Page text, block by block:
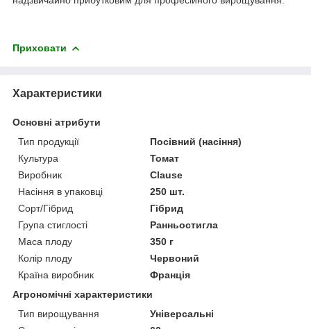
Приховати
Характеристики
Основні атрибути
Тип продукції
Посівний (насіння)
Культура
Томат
Виробник
Clause
Насіння в упаковці
250 шт.
Сорт/Гібрид
Гібрид
Група стиглості
Ранньостигла
Маса плоду
350 г
Колір плоду
Червоний
Країна виробник
Франція
Агрономічні характеристики
Тип вирощування
Універсальні